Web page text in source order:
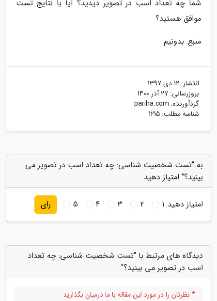
شما چه تعداد اسب در تصویر دیدید؟ آیا با نتایج تست
موافق هستید؟
منبع: بدونیم
انتشار: 12 دی 1397
بروزرسانی: 27 آذر 1400
گردآورنده: pariha.com
شناسه مطلب: 1215
به "تست شخصیت شناسی: چه تعداد اسب در تصویر می
بینید؟" امتیاز دهید
امتیاز دهید:1
2
3
4
5 رای
دیدگاه های مرتبط با "تست شخصیت شناسی: چه تعداد
اسب در تصویر می بینید؟"
* نظرتان را در مورد این مقاله با ما درمیان بگذارید